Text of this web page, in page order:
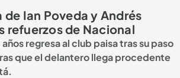
Ian Poveda y Andrés
refuerzos de Nacional
regresa al club paisa tras su paso
que el delantero llega procedente